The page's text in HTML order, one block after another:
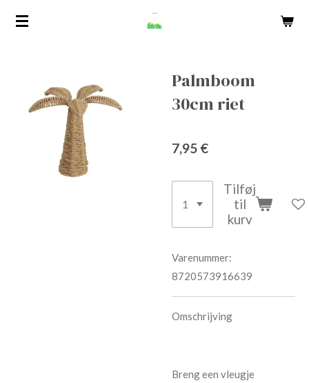
Spring
Palmboom
30cm riet
7,95 €
Tilføj
til
kurv
Varenummer:
8720573916639
Omschrijving
Breng een vleugje